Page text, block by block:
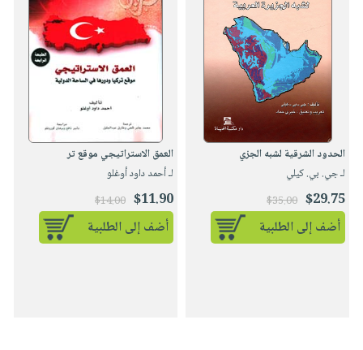
الحدود الشرقية لشبه الجزي
لـ جي. بي. كيلي
$29.75
$35.00
أضف إلى الطلبية
العمق الاستراتيجي موقع تر
لـ أحمد داود أوغلو
$11.90
$14.00
أضف إلى الطلبية